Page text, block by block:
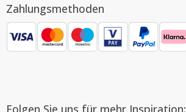
Zahlungsmethoden
Folgen Sie uns für mehr Inspiration: